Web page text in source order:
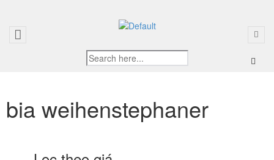
bia weihenstephaner